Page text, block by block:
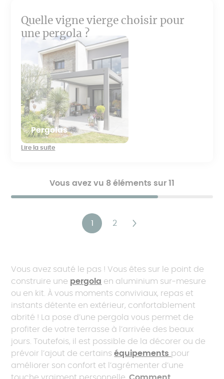
Quelle vigne vierge choisir pour
une pergola ?
Pergolas
Lire la suite
Vous avez vu 8 éléments sur 11
Page
1
Page
2
Vous avez sauté le pas ! Vous êtes sur le point de
construire une pergola en aluminium sur-mesure
ou en kit. À vous moments conviviaux, repas et
instants détente en extérieur, confortablement
abrité ! La pose d’une pergola vous permet de
profiter de votre terrasse à l’arrivée des beaux
jours. Toutefois, il est possible de la décorer ou de
prévoir l’ajout de certainséquipements pour
améliorer son confort et l’agrémenter d’une